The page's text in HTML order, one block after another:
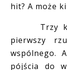
hit? A może
Trzy
pierwszy
wspólnego.
pójścia do